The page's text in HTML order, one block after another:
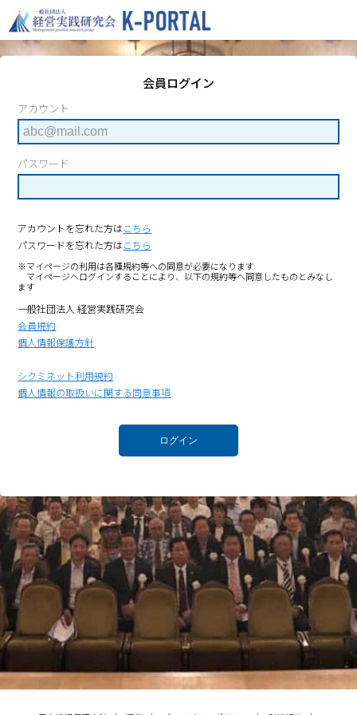
会員ログイン
アカウント
パスワード
アカウントを忘れた方はこちら
パスワードを忘れた方はこちら
※マイページの利用は各種規約等への同意が必要になります
マイページへログインすることにより、以下の規約等へ同意したものとみなし
ます
一般社団法人 経営実践研究会
会員規約
個人情報保護方針
シクミネット利用規約
個人情報の取扱いに関する同意事項
ログイン